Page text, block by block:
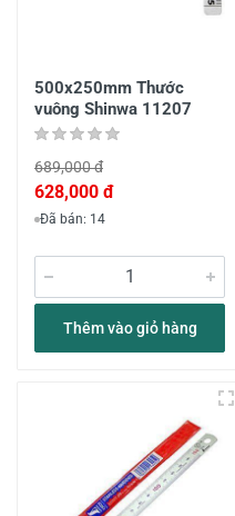
500x250mm Thước
vuông Shinwa 11207
689,000 đ
628,000 đ
Đã bán: 14
Thêm vào giỏ hàng